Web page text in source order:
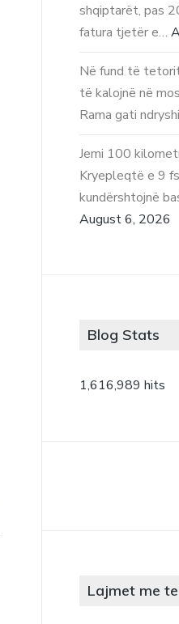
shqiptarët, pas
fatura tjetër e…
Në fund të
të kalojnë në
Rama gati
Jemi 100
Kryepleqtë e 9
kundërshtojnë
August 6, 2026
Blog Stats
1,616,989 hits
Lajmet me